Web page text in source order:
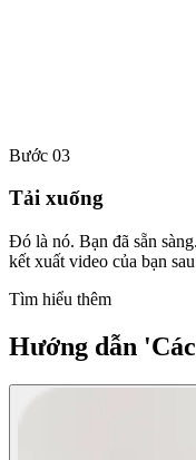
Bước 03
Tải xuống
Đó là nó. Bạn đã sẵn
kết xuất video của bạn
Tìm hiểu thêm
Hướng dẫn